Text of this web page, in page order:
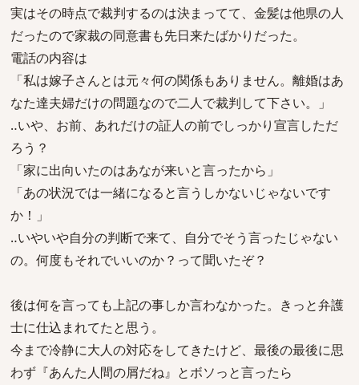
実はその時点で裁判するのは決まってて、金髪は他県の人
だったので家裁の同意書も先日来たばかりだった。
電話の内容は
「私は嫁子さんとは元々何の関係もありません。離婚はあ
なた達夫婦だけの問題なので二人で裁判して下さい。」
‥いや、お前、あれだけの証人の前でしっかり宣言しただ
ろう？
「家に出向いたのはあなが来いと言ったから」
「あの状況では一緒になると言うしかないじゃないです
か！」
‥いやいや自分の判断で来て、自分でそう言ったじゃない
の。何度もそれでいいのか？って聞いたぞ？
後は何を言っても上記の事しか言わなかった。きっと弁護
士に仕込まれてたと思う。
今まで冷静に大人の対応をしてきたけど、最後の最後に思
わず『あんた人間の屑だね』とボソっと言ったら